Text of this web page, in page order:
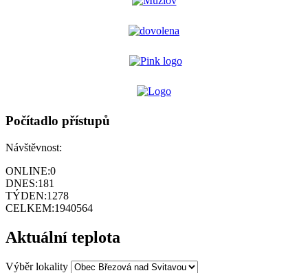
Počítadlo přístupů
Návštěvnost:
ONLINE:0
DNES:181
TÝDEN:1278
CELKEM:1940564
Aktuální teplota
Výběr lokality